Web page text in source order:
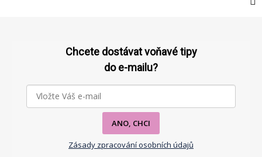
Chcete dostávat voňavé tipy
do e-mailu?
ANO, CHCI
Zásady zpracování osobních údajů